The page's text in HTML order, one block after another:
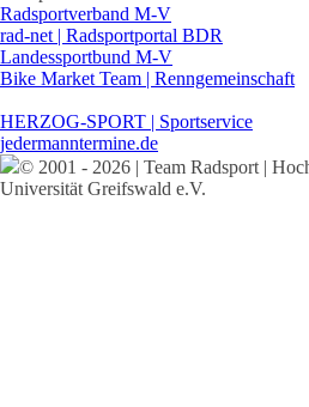
Radsportverband M-V
rad-net | Radsportportal BDR
Landessportbund M-V
Bike Market Team | Renngemeinschaft
HERZOG-SPORT | Sportservice
jedermanntermine.de
© 2001 - 2026 | Team Radsport |
Universität Greifswald e.V.